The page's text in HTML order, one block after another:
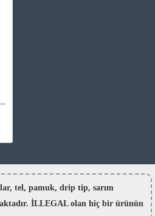
Smok Species Atomizer Camı
tel, pamuk, drip tip, sarım
İLLEGAL olan hiç bir ürünün